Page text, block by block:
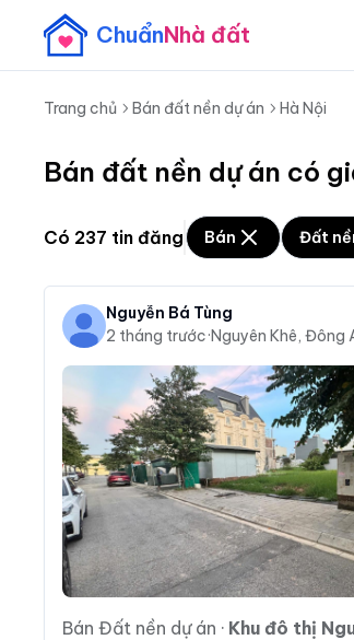
ChuẩnNhà đất
Trang chủ Bán đất nền dự án Hà Nội
Bán đất nền dự án có
Có 237 tin đăng Bán Đất
Nguyễn Bá Tùng
2 tháng trước·Nguyên Khê, Đông
Bán Đất nền dự án · Khu đô thị